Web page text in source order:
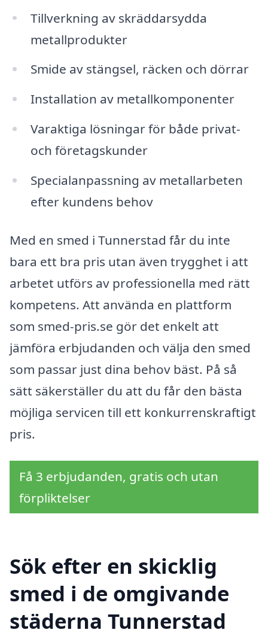
Tillverkning av skräddarsydda
metallprodukter
Smide av stängsel, räcken och dörrar
Installation av metallkomponenter
Varaktiga lösningar för både privat-
och företagskunder
Specialanpassning av metallarbeten
efter kundens behov
Med en smed i Tunnerstad får du inte
bara ett bra pris utan även trygghet i att
arbetet utförs av professionella med rätt
kompetens. Att använda en plattform
som smed-pris.se gör det enkelt att
jämföra erbjudanden och välja den smed
som passar just dina behov bäst. På så
sätt säkerställer du att du får den bästa
möjliga servicen till ett konkurrenskraftigt
pris.
Få 3 erbjudanden, gratis och utan
förpliktelser
Sök efter en skicklig
smed i de omgivande
städerna Tunnerstad